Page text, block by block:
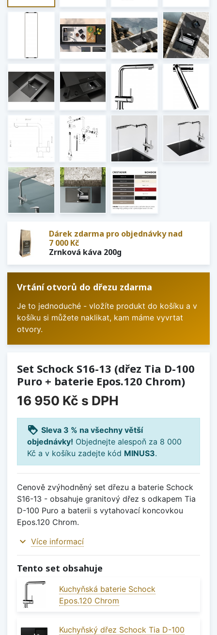
Dárek zdarma pro objednávky nad
7 000 Kč
Zrnková káva 200g
Vrtání otvorů do dřezu zdarma
Je to jednoduché - vložíte produkt do košíku a v
košíku si můžete naklikat, kam máme vyvrtat
otvory.
Set Schock S16-13 (dřez Tia D-100
Puro + baterie Epos.120 Chrom)
16 950 Kč s DPH
loyalty Sleva 3 % na všechny větší
objednávky! Objednejte alespoň za 8 000
Kč a v košíku zadejte kód MINUS3.
Cenově zvýhodněný set dřezu a baterie Schock
S16-13 - obsahuje granitový dřez s odkapem Tia
D-100 Puro a baterii s vytahovací koncovkou
Epos.120 Chrom.
expand_more Více informací
Tento set obsahuje
Kuchyňská baterie Schock
Epos.120 Chrom
Kuchyňský dřez Schock Tia D-100